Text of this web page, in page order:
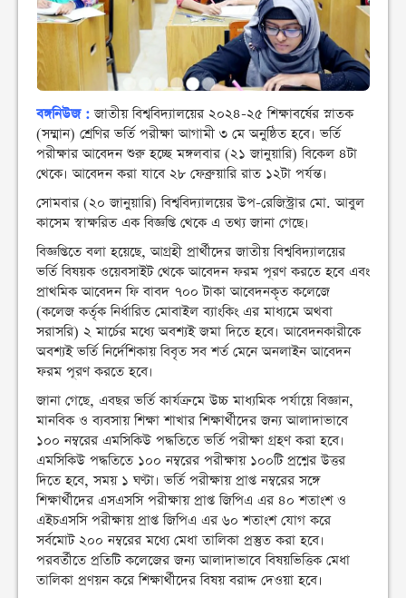
বঙ্গনিউজ :জাতীয় বিশ্ববিদ্যালয়ের ২০২৪-২৫ শিক্ষাবর্ষের স্নাতক
(সম্মান) শ্রেণির ভর্তি পরীক্ষা আগামী ৩ মে অনুষ্ঠিত হবে। ভর্তি
পরীক্ষার আবেদন শুরু হচ্ছে মঙ্গলবার (২১ জানুয়ারি) বিকেল ৪টা
থেকে। আবেদন করা যাবে ২৮ ফেব্রুয়ারি রাত ১২টা পর্যন্ত।
সোমবার (২০ জানুয়ারি) বিশ্ববিদ্যালয়ের উপ-রেজিস্ট্রার মো. আবুল
কাসেম স্বাক্ষরিত এক বিজ্ঞপ্তি থেকে এ তথ্য জানা গেছে।
বিজ্ঞপ্তিতে বলা হয়েছে, আগ্রহী প্রার্থীদের জাতীয় বিশ্ববিদ্যালয়ের
ভর্তি বিষয়ক ওয়েবসাইট থেকে আবেদন ফরম পূরণ করতে হবে এবং
প্রাথমিক আবেদন ফি বাবদ ৭০০ টাকা আবেদনকৃত কলেজে
(কলেজ কর্তৃক নির্ধারিত মোবাইল ব্যাংকিং এর মাধ্যমে অথবা
সরাসরি) ২ মার্চের মধ্যে অবশ্যই জমা দিতে হবে। আবেদনকারীকে
অবশ্যই ভর্তি নির্দেশিকায় বিবৃত সব শর্ত মেনে অনলাইন আবেদন
ফরম পূরণ করতে হবে।
জানা গেছে, এবছর ভর্তি কার্যক্রমে উচ্চ মাধ্যমিক পর্যায়ে বিজ্ঞান,
মানবিক ও ব্যবসায় শিক্ষা শাখার শিক্ষার্থীদের জন্য আলাদাভাবে
১০০ নম্বরের এমসিকিউ পদ্ধতিতে ভর্তি পরীক্ষা গ্রহণ করা হবে।
এমসিকিউ পদ্ধতিতে ১০০ নম্বরের পরীক্ষায় ১০০টি প্রশ্নের উত্তর
দিতে হবে, সময় ১ ঘণ্টা। ভর্তি পরীক্ষায় প্রাপ্ত নম্বরের সঙ্গে
শিক্ষার্থীদের এসএসসি পরীক্ষায় প্রাপ্ত জিপিএ এর ৪০ শতাংশ ও
এইচএসসি পরীক্ষায় প্রাপ্ত জিপিএ এর ৬০ শতাংশ যোগ করে
সর্বমোট ২০০ নম্বরের মধ্যে মেধা তালিকা প্রস্তুত করা হবে।
পরবর্তীতে প্রতিটি কলেজের জন্য আলাদাভাবে বিষয়ভিত্তিক মেধা
তালিকা প্রণয়ন করে শিক্ষার্থীদের বিষয় বরাদ্দ দেওয়া হবে।